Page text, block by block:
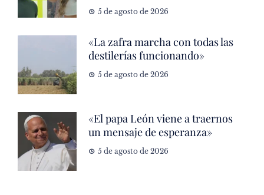
5 de agosto de 2026
«La zafra marcha con todas las
destilerías funcionando»
5 de agosto de 2026
«El papa León viene a traernos
un mensaje de esperanza»
5 de agosto de 2026